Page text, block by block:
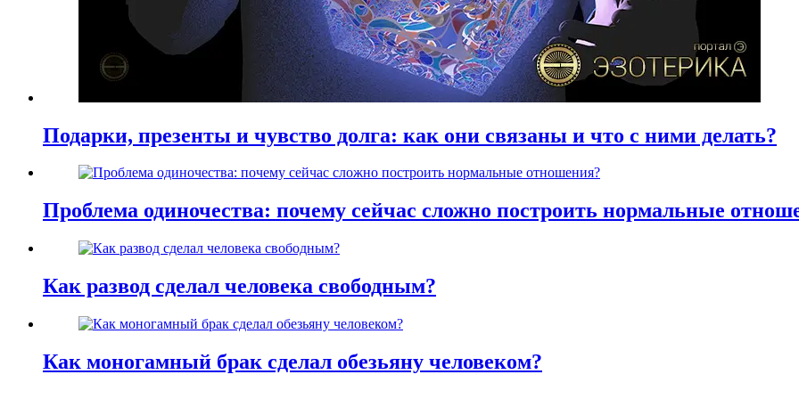
Подарки, презенты и чувство долга: как они связаны и что с ними делать?
Проблема одиночества: почему сейчас сложно построить нормальные
Как развод сделал человека свободным?
Как моногамный брак сделал обезьяну человеком?